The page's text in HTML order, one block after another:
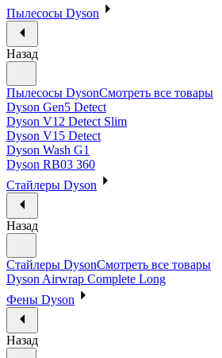
Пылесосы Dyson
Назад
Пылесосы DysonСмотреть все товары
Dyson Gen5 Detect
Dyson V12 Detect Slim
Dyson V15 Detect
Dyson Wash G1
Dyson RB03 360
Стайлеры Dyson
Назад
Стайлеры DysonСмотреть все товары
Dyson Airwrap Complete Long
Фены Dyson
Назад